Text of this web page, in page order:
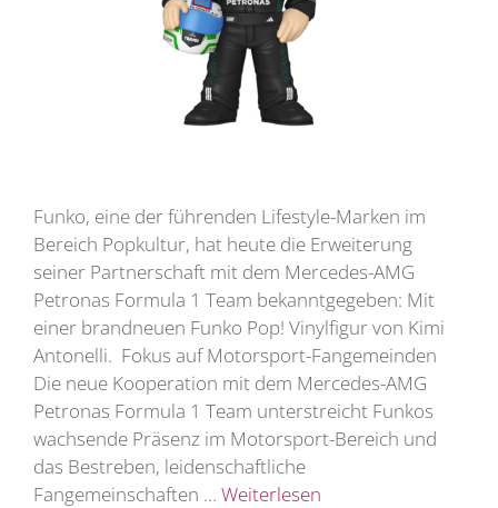
Funko, eine der führenden Lifestyle-Marken im
Bereich Popkultur, hat heute die Erweiterung
seiner Partnerschaft mit dem Mercedes-AMG
Petronas Formula 1 Team bekanntgegeben: Mit
einer brandneuen Funko Pop! Vinylfigur von Kimi
Antonelli. Fokus auf Motorsport-Fangemeinden
Die neue Kooperation mit dem Mercedes-AMG
Petronas Formula 1 Team unterstreicht Funkos
wachsende Präsenz im Motorsport-Bereich und
das Bestreben, leidenschaftliche
Fangemeinschaften … Weiterlesen